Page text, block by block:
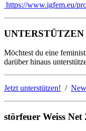
https://www.igfem.eu/
UNTERSTÜTZEN
Möchtest du eine
darüber hinaus
Jetzt unterstützen! /
störfeuer Weiss